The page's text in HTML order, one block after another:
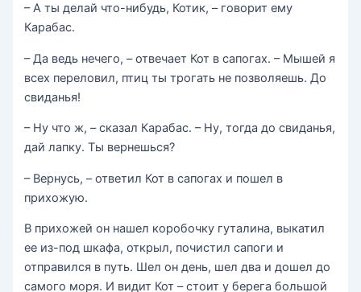
– А ты делай что-нибудь, Котик, – говорит ему
Карабас.
– Да ведь нечего, – отвечает Кот в сапогах. – Мышей я
всех переловил, птиц ты трогать не позволяешь. До
свиданья!
– Ну что ж, – сказал Карабас. – Ну, тогда до свиданья,
дай лапку. Ты вернешься?
– Вернусь, – ответил Кот в сапогах и пошел в
прихожую.
В прихожей он нашел коробочку гуталина, выкатил
ее из-под шкафа, открыл, почистил сапоги и
отправился в путь. Шел он день, шел два и дошел до
самого моря. И видит Кот – стоит у берега большой